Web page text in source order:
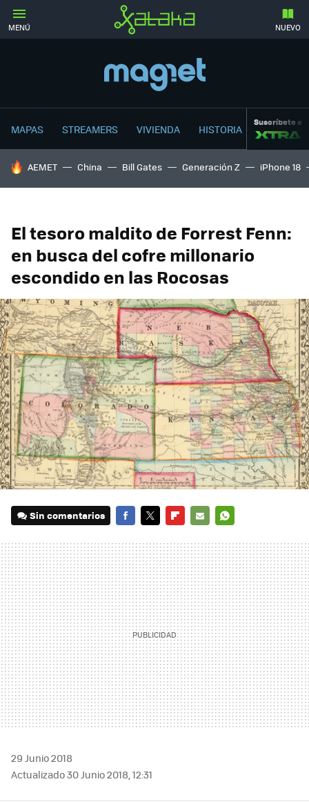
MENÚ NUEVO
MAPAS STREAMERS VIVIENDA HISTORIA Suscríbete a
HOY SE HABLA DE
AEMET China Bill Gates Generación Z iPhone 18
El tesoro maldito de Forrest Fenn:
en busca del cofre millonario
escondido en las Rocosas
Sin comentarios
MAIL
29 Junio 2018
Actualizado 30 Junio 2018, 12:31